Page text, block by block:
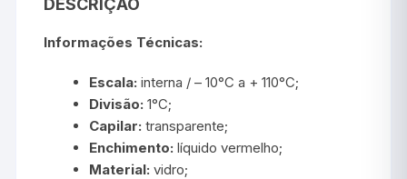
DESCRIÇÃO
Informações Técnicas:
Escala:interna / – 10°C a + 110°C;
Divisão:1°C;
Capilar:transparente;
Enchimento:líquido vermelho;
Material: vidro;